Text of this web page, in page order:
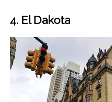
4. El Dakota